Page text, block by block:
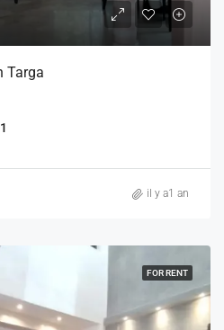
Targa
il y a1 an
FOR RENT